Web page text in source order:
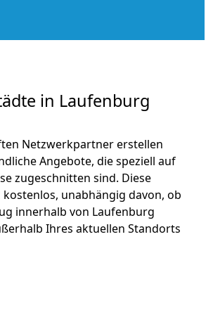
in Laufenburg
Netzwerkpartner erstellen
Angebote, die speziell auf
zugeschnitten sind. Diese
unabhängig davon, ob
innerhalb von Laufenburg
Ihres aktuellen Standorts